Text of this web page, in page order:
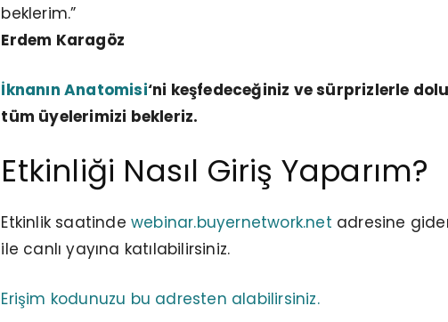
beklerim.”
Erdem Karagöz
İknanın Anatomisi‘ni keşfedeceğiniz ve sürprizlerle
tüm üyelerimizi bekleriz.
Etkinliği Nasıl Giriş Yaparım?
Etkinlik saatinde webinar.buyernetwork.net adresine
ile canlı yayına katılabilirsiniz.
Erişim kodunuzu bu adresten alabilirsiniz.